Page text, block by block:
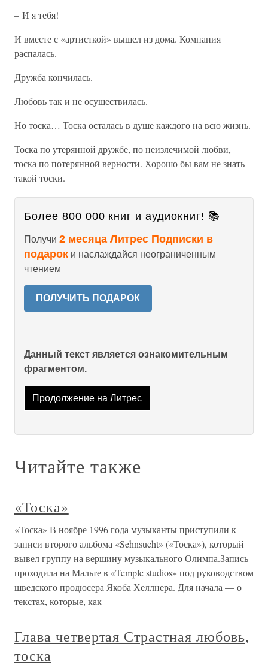
– И я тебя!
И вместе с «артисткой» вышел из дома. Компания
распалась.
Дружба кончилась.
Любовь так и не осуществилась.
Но тоска… Тоска осталась в душе каждого на всю жизнь.
Тоска по утерянной дружбе, по неизлечимой любви,
тоска по потерянной верности. Хорошо бы вам не знать
такой тоски.
Более 800 000 книг и аудиокниг! 📚
Получи 2 месяца Литрес Подписки в
подарок и наслаждайся неограниченным
чтением
ПОЛУЧИТЬ ПОДАРОК
Данный текст является ознакомительным
фрагментом.
Продолжение на Литрес
Читайте также
«Тоска»
«Тоска» В ноябре 1996 года музыканты приступили к
записи второго альбома «Sehnsucht» («Тоска»), который
вывел группу на вершину музыкального Олимпа.Запись
проходила на Мальте в «Temple studios» под руководством
шведского продюсера Якоба Хеллнера. Для начала — о
текстах, которые, как
Глава четвертая Страстная любовь,
тоска